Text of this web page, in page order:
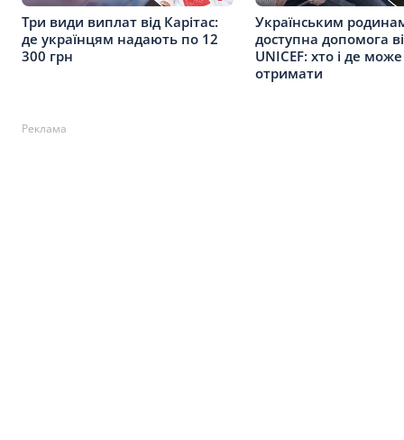
Три види виплат від Карітас:
де українцям надають по 12
300 грн
Українським
доступна допомога
UNICEF: хто і де може
отримати
Реклама